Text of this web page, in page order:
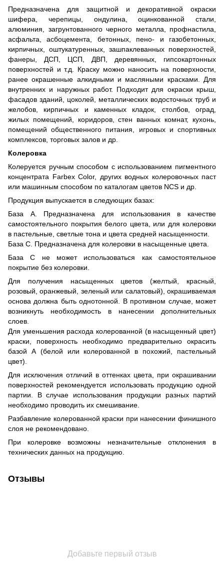
Предназначена для защитной и декоративной окраски
шифера, черепицы, ондулина, оцинкованной стали,
алюминия, загрунтованного черного металла, профнастила,
асфальта, асбоцемента, бетонных, пено- и газобетонных,
кирпичных, оштукатуренных, зашпаклеванных поверхностей,
фанеры, ДСП, ЦСП, ДВП, деревянных, гипсокартонных
поверхностей и т.д. Краску можно наносить на поверхности,
ранее окрашенные алкидными и масляными красками. Для
внутренних и наружных работ. Подходит для окраски крыш,
фасадов зданий, цоколей, металлических водосточных труб и
желобов, кирпичных и каменных кладок, столбов, оград,
жилых помещений, коридоров, стен ванных комнат, кухонь,
помещений общественного питания, игровых и спортивных
комплексов, торговых залов и др.
Колеровка
Колеруется ручным способом с использованием пигментного
концентрата Farbex Color, других водных колеровочных паст
или машинным способом по каталогам цветов NCS и др.
Продукция выпускается в следующих базах:
База А. Предназначена для использования в качестве
самостоятельного покрытия белого цвета, или для колеровки
в пастельные, светлые тона и цвета средней насыщенности.
База С. Предназначена для колеровки в насыщенные цвета.
База С не может использоваться как самостоятельное
покрытие без колеровки.
Для получения насыщенных цветов (желтый, красный,
розовый, оранжевый, зеленый или салатовый), окрашиваемая
основа должна быть однотонной. В противном случае, может
возникнуть необходимость в нанесении дополнительных
слоев.
Для уменьшения расхода колерованной (в насыщенный цвет)
краски, поверхность необходимо предварительно окрасить
базой А (белой или колерованной в похожий, пастельный
цвет).
Для исключения отличий в оттенках цвета, при окрашивании
поверхностей рекомендуется использовать продукцию одной
партии. В случае использования продукции разных партий
необходимо проводить их смешивание.
Разбавление колерованной краски при нанесении финишного
слоя не рекомендовано.
При колеровке возможны незначительные отклонения в
технических данных на продукцию.
Отзывы
Добавьте первый отзыв